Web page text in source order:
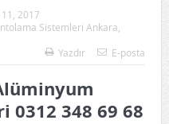
2017
Sistemleri Ankara
Yazdır E-posta
0312 348 69 68